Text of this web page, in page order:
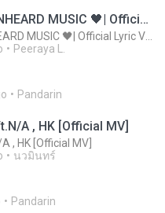
ไม่มีใครรู้ตัวเรา– UNHEARD MUSIC 🖤| Official Lyric Video | เพลงสู้ชีวิต
Peeraya L.
Pandarin
A , HK [Official MV]
, HK [Official MV]
นวมินทร์
Pandarin